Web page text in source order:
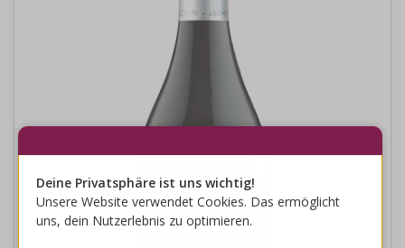
Deine Privatsphäre ist uns wichtig!
Unsere Website verwendet Cookies. Das ermöglicht
uns, dein Nutzerlebnis zu optimieren.